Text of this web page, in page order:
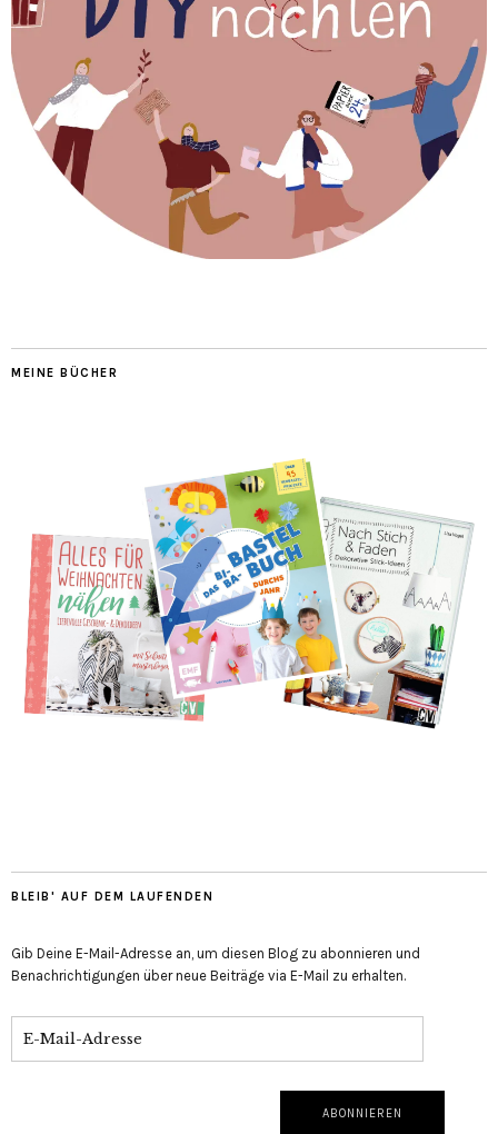
MEINE BÜCHER
BLEIB' AUF DEM LAUFENDEN
Gib Deine E-Mail-Adresse an, um diesen Blog zu abonnieren und
Benachrichtigungen über neue Beiträge via E-Mail zu erhalten.